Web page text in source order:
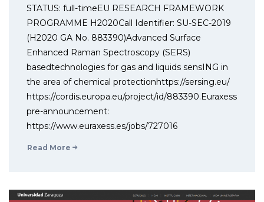
STATUS: full-timeEU RESEARCH FRAMEWORK
PROGRAMME H2020Call Identifier: SU-SEC-2019
(H2020 GA No. 883390)Advanced Surface
Enhanced Raman Spectroscopy (SERS)
basedtechnologies for gas and liquids sensING in
the area of chemical protectionhttps://sersing.eu/
https://cordis.europa.eu/project/id/883390.Euraxess
pre-announcement:
https://www.euraxess.es/jobs/727016
Read More